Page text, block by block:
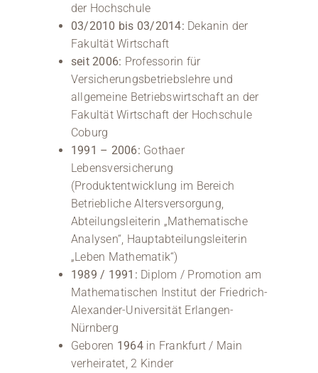
der Hochschule
03/2010 bis 03/2014: Dekanin der
Fakultät Wirtschaft
seit 2006: Professorin für
Versicherungsbetriebslehre und
allgemeine Betriebswirtschaft an der
Fakultät Wirtschaft der Hochschule
Coburg
1991 – 2006: Gothaer
Lebensversicherung
(Produktentwicklung im Bereich
Betriebliche Altersversorgung,
Abteilungsleiterin „Mathematische
Analysen“, Hauptabteilungsleiterin
„Leben Mathematik“)
1989 / 1991: Diplom / Promotion am
Mathematischen Institut der Friedrich-
Alexander-Universität Erlangen-
Nürnberg
Geboren 1964in Frankfurt / Main
verheiratet, 2 Kinder